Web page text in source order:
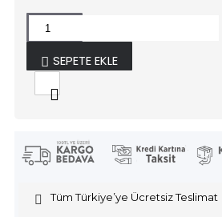
SEPETE EKLE
Tüm Türkiye’ye Ücretsiz Teslimat